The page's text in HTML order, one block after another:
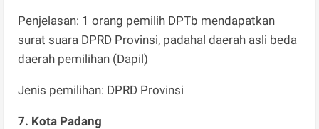
Penjelasan: 1 orang pemilih DPTb mendapatkan
surat suara DPRD Provinsi, padahal daerah asli beda
daerah pemilihan (Dapil)
Jenis pemilihan: DPRD Provinsi
7. Kota Padang